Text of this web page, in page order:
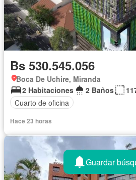
Bs 530.545.056
Boca De Uchire, Miranda
2 Habitaciones
2 Baños
Cuarto de oficina
Hace 23 horas
Guardar